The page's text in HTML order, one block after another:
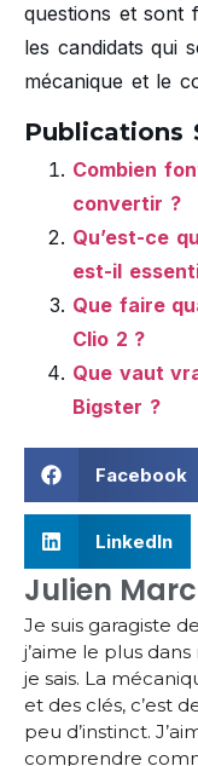
questions et sont
les candidats qui
mécanique et le
Publications
Combien
convertir ?
Qu’est-ce
est-il
Que faire
Clio 2 ?
Que vaut
Bigster ?
Facebook
LinkedIn
Julien
Je suis garagiste
j’aime le plus
je sais. La
et des clés, c’est
peu d’instinct.
comprendre